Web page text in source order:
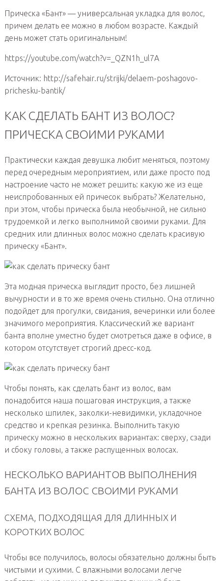
Прическа «Бант» — универсальная укладка для волос,
причем делать ее можно в любом возрасте. Каждый
день может стать оригинальным!
https://youtube.com/watch?v=_QZN1h_ul7A
Источник: http://safehair.ru/strijki/delaem-poshagovo-
prichesku-bantik/
КАК СДЕЛАТЬ БАНТ ИЗ ВОЛОС?
ПРИЧЕСКА СВОИМИ РУКАМИ
Практически каждая девушка любит меняться, поэтому
перед очередным мероприятием, или даже просто под
настроение часто не может решить: какую же из еще
неиспробованных ей причесок выбрать? Желательно,
при этом, чтобы прическа была необычной, не сильно
трудоемкой и легко выполнимой своими руками. Для
средних или длинных волос можно сделать красивую
прическу «Бант».
Эта модная прическа выглядит просто, без лишней
вычурности и в то же время очень стильно. Она отлично
подойдет для прогулки, свидания, вечеринки или более
значимого мероприятия. Классический же вариант
банта вполне уместно будет смотреться даже в офисе, в
котором отсутствует строгий дресс-код.
Чтобы понять, как сделать бант из волос, вам
понадобится наша пошаговая инструкция, а также
несколько шпилек, заколки-невидимки, укладочное
средство и крепкая резинка. Выполнить такую
прическу можно в нескольких вариантах: сверху, сзади
и сбоку головы, а также распущенных волосах.
НЕСКОЛЬКО ВАРИАНТОВ ВЫПОЛНЕНИЯ
БАНТА ИЗ ВОЛОС СВОИМИ РУКАМИ
СХЕМА, ПОДХОДЯЩАЯ ДЛЯ ДЛИННЫХ И
КОРОТКИХ ВОЛОС
Чтобы все получилось, волосы обязательно должны быть
чистыми и сухими. С влажными волосами легче